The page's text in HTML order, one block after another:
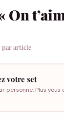
On
par article
votre set
personne. Plus vous